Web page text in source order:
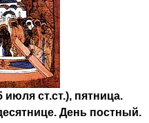
июля ст.ст.), пятница.
День постный.